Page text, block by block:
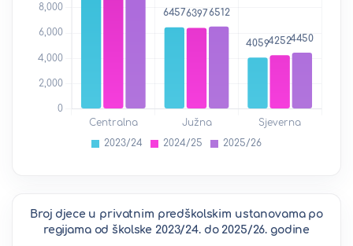
Broj djece u privatnim predškolskim ustanovama po
regijama od školske 2023/24. do 2025/26. godine